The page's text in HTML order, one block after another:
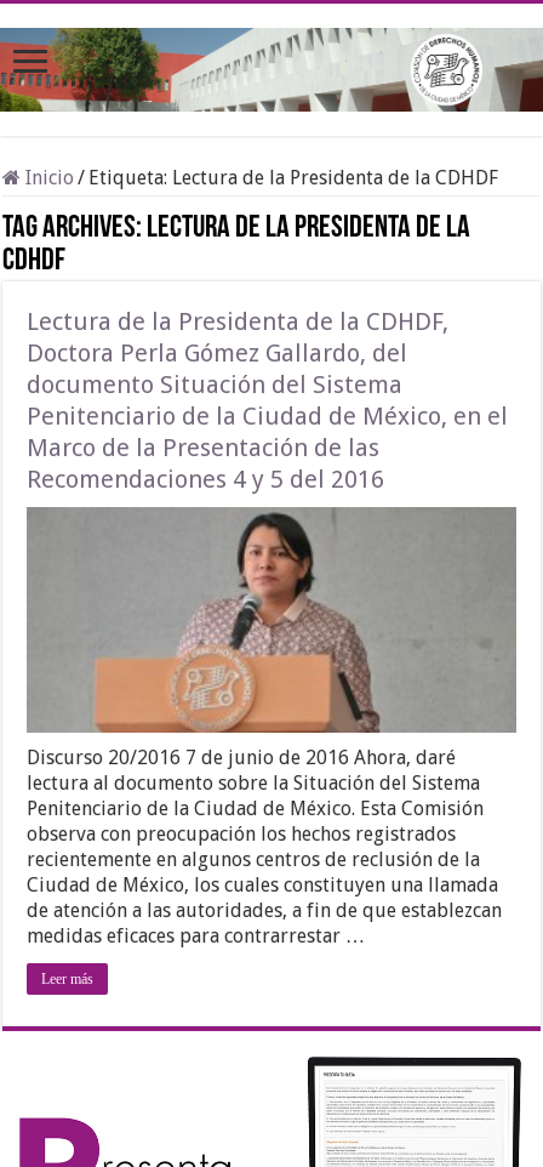
Inicio / Etiqueta: Lectura de la Presidenta de la CDHDF
Tag Archives: Lectura de la Presidenta de la
CDHDF
Lectura de la Presidenta de la CDHDF,
Doctora Perla Gómez Gallardo, del
documento Situación del Sistema
Penitenciario de la Ciudad de México, en el
Marco de la Presentación de las
Recomendaciones 4 y 5 del 2016
Discurso 20/2016 7 de junio de 2016 Ahora, daré
lectura al documento sobre la Situación del Sistema
Penitenciario de la Ciudad de México. Esta Comisión
observa con preocupación los hechos registrados
recientemente en algunos centros de reclusión de la
Ciudad de México, los cuales constituyen una llamada
de atención a las autoridades, a fin de que establezcan
medidas eficaces para contrarrestar …
Leer más